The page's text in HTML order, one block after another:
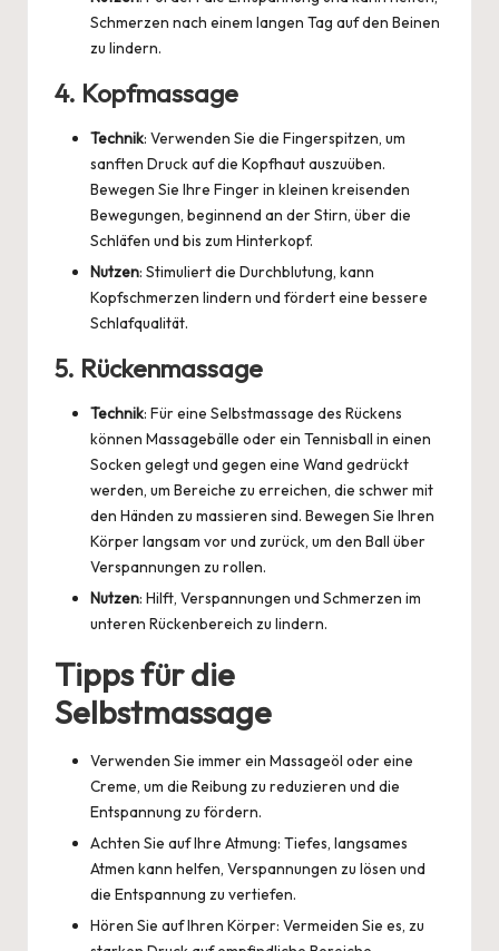
Schmerzen nach einem langen Tag auf den Beinen
zu lindern.
4. Kopfmassage
Technik: Verwenden Sie die Fingerspitzen, um
sanften Druck auf die Kopfhaut auszuüben.
Bewegen Sie Ihre Finger in kleinen kreisenden
Bewegungen, beginnend an der Stirn, über die
Schläfen und bis zum Hinterkopf.
Nutzen: Stimuliert die Durchblutung, kann
Kopfschmerzen lindern und fördert eine bessere
Schlafqualität.
5. Rückenmassage
Technik: Für eine Selbstmassage des Rückens
können Massagebälle oder ein Tennisball in einen
Socken gelegt und gegen eine Wand gedrückt
werden, um Bereiche zu erreichen, die schwer mit
den Händen zu massieren sind. Bewegen Sie Ihren
Körper langsam vor und zurück, um den Ball über
Verspannungen zu rollen.
Nutzen: Hilft, Verspannungen und Schmerzen im
unteren Rückenbereich zu lindern.
Tipps für die
Selbstmassage
Verwenden Sie immer ein Massageöl oder eine
Creme, um die Reibung zu reduzieren und die
Entspannung zu fördern.
Achten Sie auf Ihre Atmung: Tiefes, langsames
Atmen kann helfen, Verspannungen zu lösen und
die Entspannung zu vertiefen.
Hören Sie auf Ihren Körper: Vermeiden Sie es, zu